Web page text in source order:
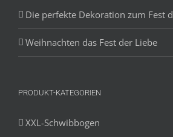
Die perfekte Dekoration zum Fest
Weihnachten das Fest der Liebe
PRODUKT-KATEGORIEN
XXL-Schwibbogen